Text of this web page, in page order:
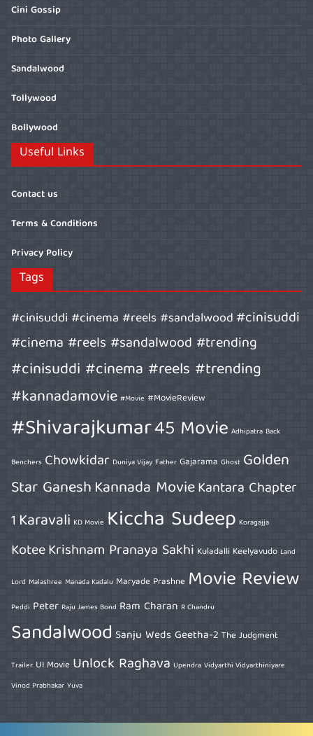
Cini Gossip
Photo Gallery
Sandalwood
Tollywood
Bollywood
Useful Links
Contact us
Terms & Conditions
Privacy Policy
Tags
#cinisuddi #cinema #reels #sandalwood#cinisuddi
#cinema #reels #sandalwood #trending
#cinisuddi #cinema #reels #trending
#kannadamovie #Movie #MovieReview
#Shivarajkumar45 Movie Adhipatra Back
Benchers Chowkidar Duniya Vijay Father Gajarama Ghost Golden
Star GaneshKannada MovieKantara Chapter
1 Karavali KD Movie Kiccha Sudeep Koragajja
KoteeKrishnam Pranaya Sakhi Kuladalli Keelyavudo Land
Lord Malashree Manada Kadalu Maryade Prashne Movie Review
Peddi Peter Raju James Bond Ram Charan R Chandru
Sandalwood Sanju Weds Geetha-2 The Judgment
Trailer UI Movie Unlock Raghava Upendra Vidyarthi Vidyarthiniyare
Vinod Prabhakar Yuva